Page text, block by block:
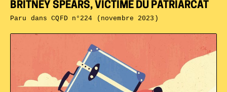
BRITNEY SPEARS, VICTIME DU PATRIARCAT
Paru dansCQFD n°224 (novembre 2023)